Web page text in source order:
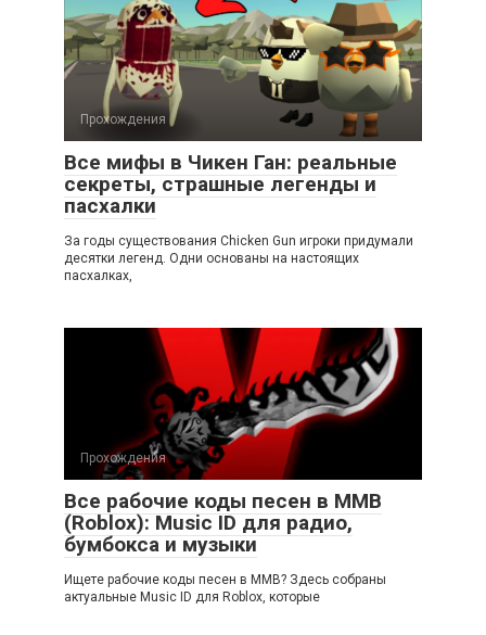
Прохождения
Все мифы в Чикен Ган: реальные
секреты, страшные легенды и
пасхалки
За годы существования Chicken Gun игроки придумали
десятки легенд. Одни основаны на настоящих
пасхалках,
Прохождения
Все рабочие коды песен в ММВ
(Roblox): Music ID для радио,
бумбокса и музыки
Ищете рабочие коды песен в ММВ? Здесь собраны
актуальные Music ID для Roblox, которые